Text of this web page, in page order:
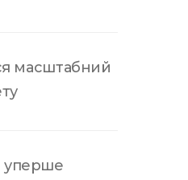
масштабний
уперше